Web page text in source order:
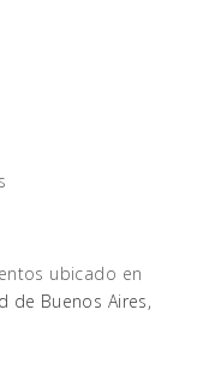
ubicado en
de Buenos Aires,